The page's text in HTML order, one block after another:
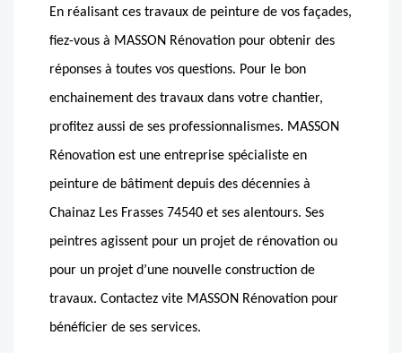
En réalisant ces travaux de peinture de vos façades,
fiez-vous à MASSON Rénovation pour obtenir des
réponses à toutes vos questions. Pour le bon
enchainement des travaux dans votre chantier,
profitez aussi de ses professionnalismes. MASSON
Rénovation est une entreprise spécialiste en
peinture de bâtiment depuis des décennies à
Chainaz Les Frasses 74540 et ses alentours. Ses
peintres agissent pour un projet de rénovation ou
pour un projet d’une nouvelle construction de
travaux. Contactez vite MASSON Rénovation pour
bénéficier de ses services.